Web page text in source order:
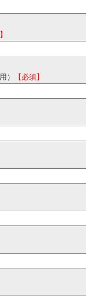
） 【必須】